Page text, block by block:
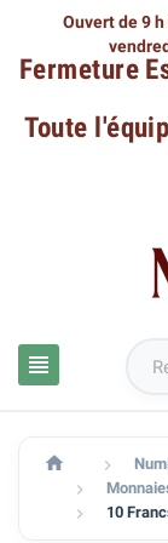
Ouvert de 9
Fermeture
Toute

 

 10